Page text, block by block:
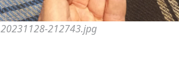
20231128-212743.jpg